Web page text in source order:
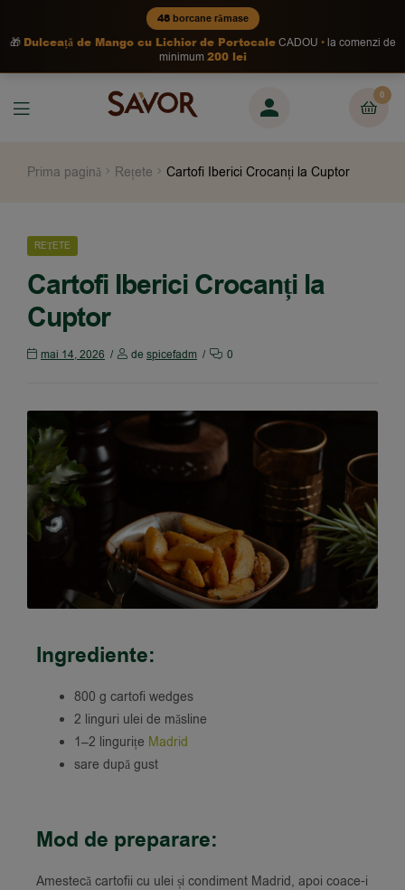
48borcane rămase
🎁 Dulceață de Mango cu Lichior de PortocaleCADOU
la comenzi de
minimum200 lei
0
Prima pagină Rețete Cartofi Iberici Crocanți la Cuptor
REȚETE
Cartofi Iberici Crocanți la
Cuptor
mai 14, 2026 de spicefadm 0
Ingrediente:
800 g cartofi wedges
2 linguri ulei de măsline
1–2 lingurițe Madrid
sare după gust
Mod de preparare:
Amestecă cartofii cu ulei și condiment Madrid, apoi coace-i